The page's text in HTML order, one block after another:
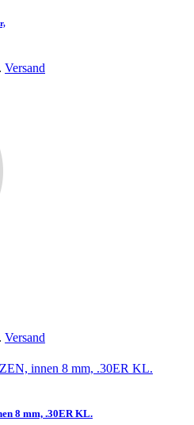
Versand
Versand
8 mm, .30ER KL.